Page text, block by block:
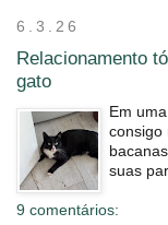
6.3.26
Relacionamento
gato
Em
consigo
suas
9 comentários: